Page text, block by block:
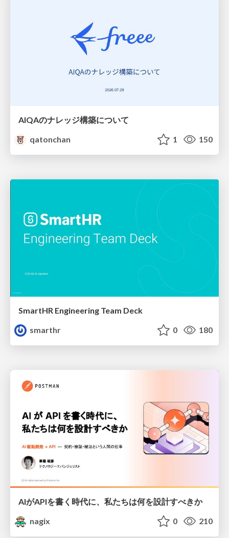
AIQAのナレッジ構築について
qatonchan
1 150
SmartHR Engineering Team Deck
smarthr
0 180
AIがAPIを書く時代に、私たちは何を設計すべきか
nagix
0 210